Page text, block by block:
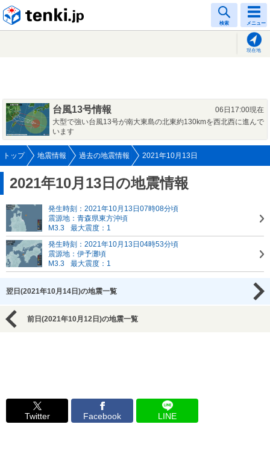
検索 メニュー
現在地
台風13号情報
06日17:00現在
大型で強い台風13号が南大東島の北東約130kmを西北西に進んで
います
トップ 地震情報 過去の地震情報 2021年10月13日
2021年10月13日の地震情報
発生時刻：2021年10月13日07時08分頃
震源地：青森県東方沖頃
M3.3
最大震度：1
発生時刻：2021年10月13日04時53分頃
震源地：伊予灘頃
M3.3
最大震度：1
翌日(2021年10月14日)の地震一覧
前日(2021年10月12日)の地震一覧
Twitter Facebook LINE